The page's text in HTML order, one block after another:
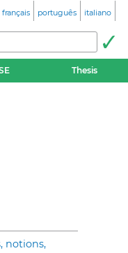
français português italiano
Thesis
notions,